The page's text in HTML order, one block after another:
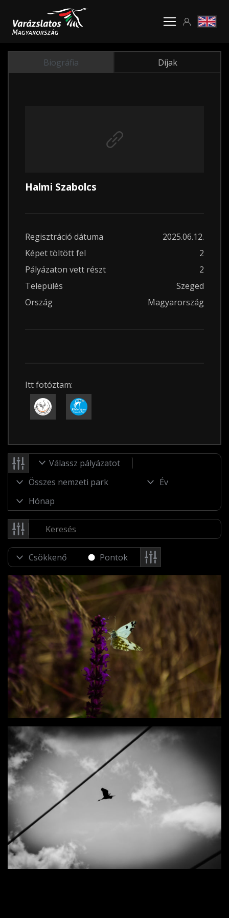
Biográfia Díjak
Halmi Szabolcs
Regisztráció dátuma
2025.06.12.
Képet töltött fel
2
Pályázaton vett részt
2
Település
Szeged
Ország
Magyarország
Itt fotóztam:
Válassz pályázatot
Pontok